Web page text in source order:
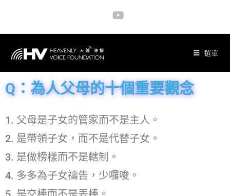
選單
Q：為人父母的十個重要觀念
1. 父母是子女的管家而不是主人。
2. 是帶領子女，而不是代替子女。
3. 是做榜樣而不是轄制。
4. 多多為子女禱告，少囉唆。